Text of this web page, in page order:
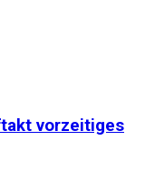
vorzeitiges